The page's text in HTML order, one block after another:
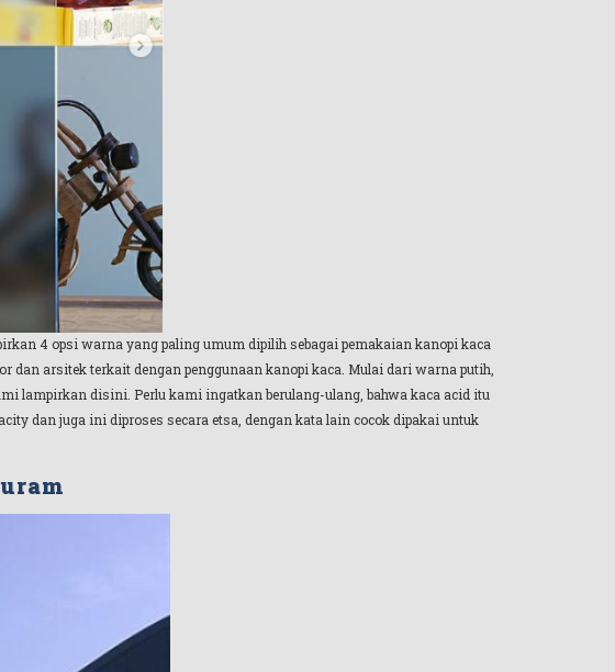
4 opsi warna yang paling umum dipilih sebagai pemakaian kanopi kaca
arsitek terkait dengan penggunaan kanopi kaca. Mulai dari warna putih,
lampirkan disini. Perlu kami ingatkan berulang-ulang, bahwa kaca acid itu
dan juga ini diproses secara etsa, dengan kata lain cocok dipakai untuk